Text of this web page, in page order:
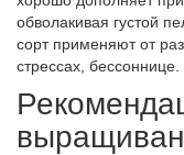
обволакивая густой
сорт применяют от
стрессах, бессоннице.